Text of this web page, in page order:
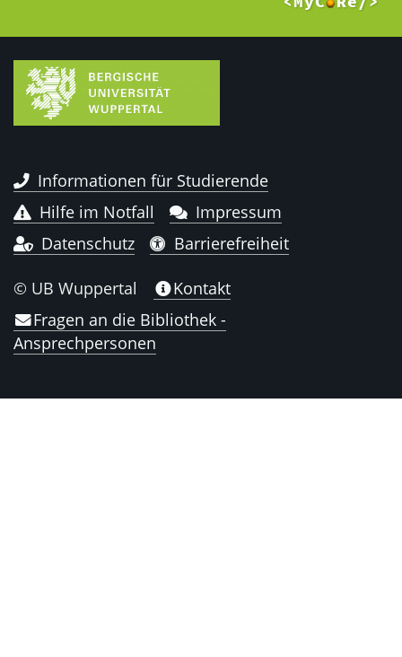
Informationen für Studierende
Hilfe im Notfall
Impressum
Datenschutz
Barrierefreiheit
© UB Wuppertal
Kontakt
Fragen an die Bibliothek -
Ansprechpersonen